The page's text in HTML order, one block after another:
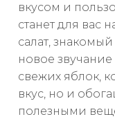
вкусом и
станет для вас
салат,
новое
свежих яблок,
вкус, но и
полезными